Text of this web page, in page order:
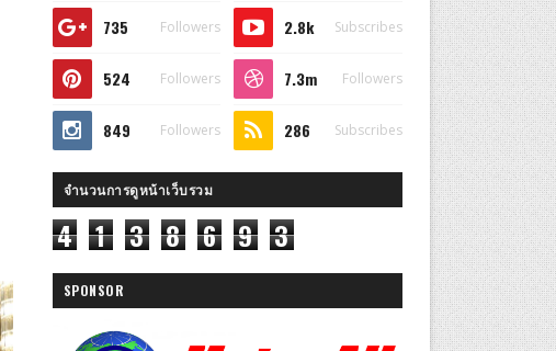
735 Followers 2.8k Subscribes
524 Followers 7.3m Followers
849 Followers 286 Subscribes
จำนวนการดูหน้าเว็บรวม
4 1 3 8 6 9 3
SPONSOR